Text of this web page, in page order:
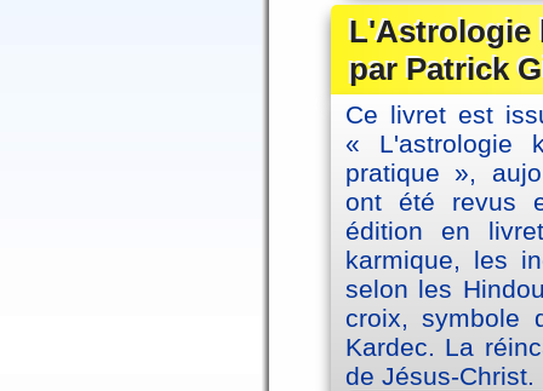
L'Astrologie
par Patrick
Ce livret est
« L'astrologie
pratique »,
ont été revus
édition en
karmique, les
selon les
croix, symbole
Kardec. La
de Jésus-Christ.